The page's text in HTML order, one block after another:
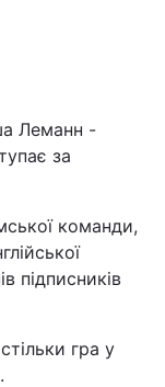
Леманн -
за
команди,
підписників
гра у